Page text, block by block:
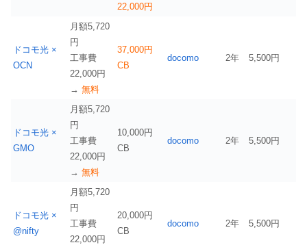
22,000円
ドコモ光 ×
OCN
月額5,720
円
工事費
22,000円
→ 無料
37,000円
CB
docomo 2年 5,500円
ドコモ光 ×
GMO
月額5,720
円
工事費
22,000円
→ 無料
10,000円
CB
docomo 2年 5,500円
ドコモ光 ×
@nifty
月額5,720
円
工事費
22,000円
20,000円
CB
docomo 2年 5,500円